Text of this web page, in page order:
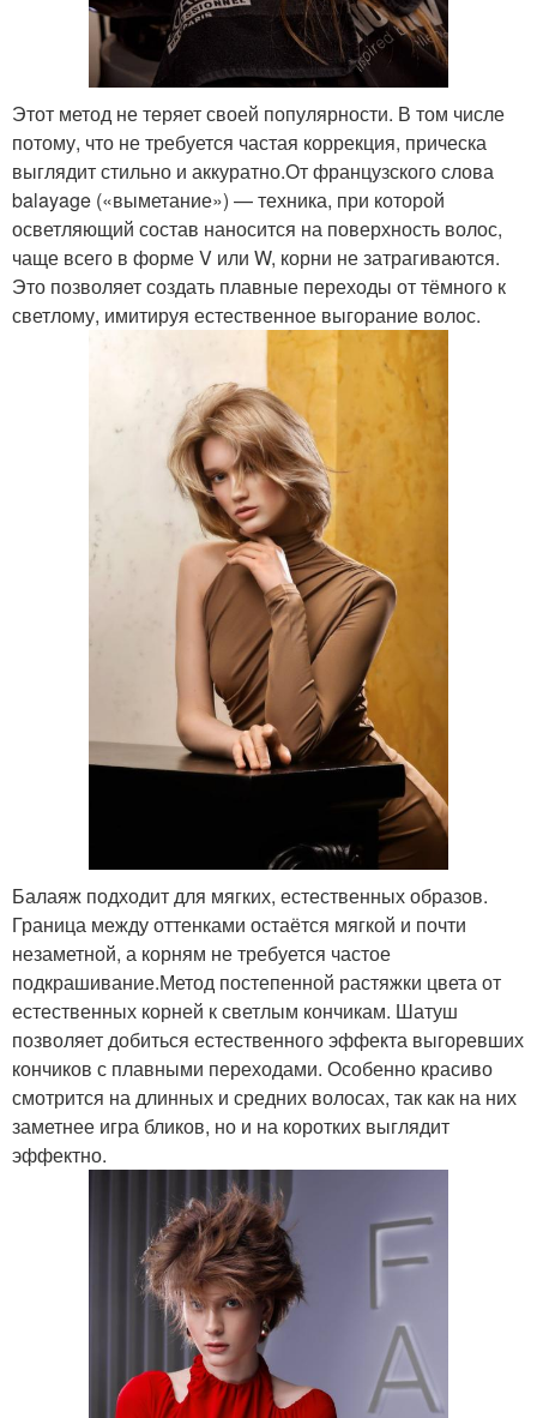
Этот метод не теряет своей популярности. В том числе
потому, что не требуется частая коррекция, прическа
выглядит стильно и аккуратно.От французского слова
balayage («выметание») — техника, при которой
осветляющий состав наносится на поверхность волос,
чаще всего в форме V или W, корни не затрагиваются.
Это позволяет создать плавные переходы от тёмного к
светлому, имитируя естественное выгорание волос.
Балаяж подходит для мягких, естественных образов.
Граница между оттенками остаётся мягкой и почти
незаметной, а корням не требуется частое
подкрашивание.Метод постепенной растяжки цвета от
естественных корней к светлым кончикам. Шатуш
позволяет добиться естественного эффекта выгоревших
кончиков с плавными переходами. Особенно красиво
смотрится на длинных и средних волосах, так как на них
заметнее игра бликов, но и на коротких выглядит
эффектно.